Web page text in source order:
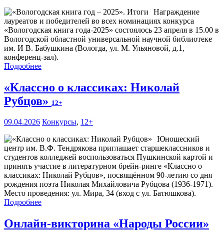
Награждение
лауреатов и победителей во всех номинациях конкурса
«Вологодская книга года-2025» состоялось 23 апреля в 15.00 в
Вологодской областной универсальной научной библиотеке
им. И В. Бабушкина (Вологда, ул. М. Ульяновой, д.1,
конференц-зал).
Подробнее
«Классно о классиках: Николай
Рубцов» 12+
09.04.2026 Конкурсы, 12+
Юношеский
центр им. В.Ф. Тендрякова приглашает старшеклассников и
студентов колледжей воспользоваться Пушкинской картой и
принять участие в литературном брейн-ринге «Классно о
классиках: Николай Рубцов», посвящённом 90-летию со дня
рождения поэта Николая Михайловича Рубцова (1936-1971).
Место проведения: ул. Мира, 34 (вход с ул. Батюшкова).
Подробнее
Онлайн-викторина «Народы России»